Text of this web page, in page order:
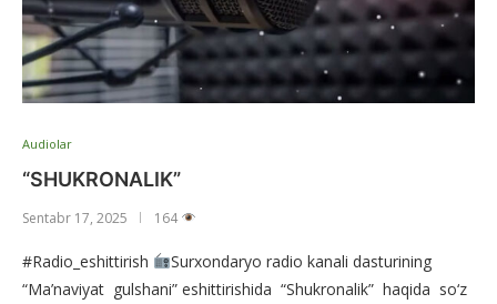
Audiolar
“SHUKRONALIK”
Sentabr 17, 2025 164
#Radio_eshittirish
Surxondaryo radio kanali dasturining
“Ma’naviyat gulshani” eshittirishida “Shukronalik” haqida so‘z